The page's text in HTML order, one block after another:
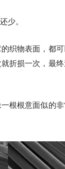
少。
织物表面，都
折损一次，最
根根意面似的